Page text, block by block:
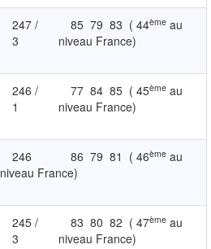
247 /
3
85 79 83 ( 44ème au
niveau France)
246 /
1
77 84 85 ( 45ème au
niveau France)
246 86 79 81 ( 46ème au
niveau France)
245 /
3
83 80 82 ( 47ème au
niveau France)